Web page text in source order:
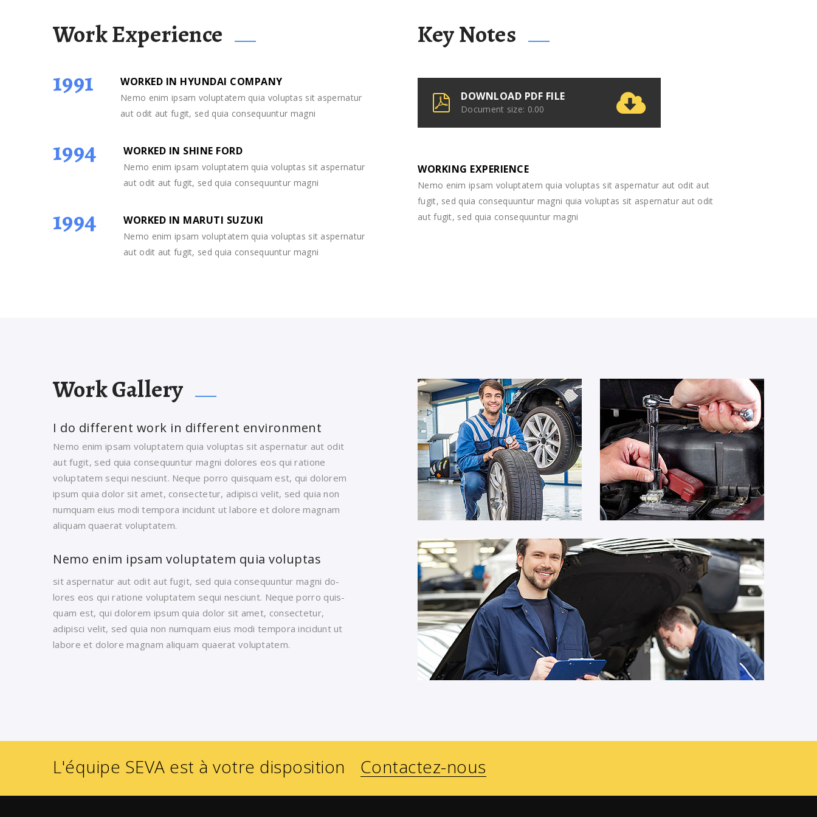
Work Experience
1991 WORKED IN HYUNDAI COMPANY
Nemo enim ipsam voluptatem quia voluptas sit aspernatur
aut odit aut fugit, sed quia consequuntur magni
1994 WORKED IN SHINE FORD
Nemo enim ipsam voluptatem quia voluptas sit aspernatur
aut odit aut fugit, sed quia consequuntur magni
1994 WORKED IN MARUTI SUZUKI
Nemo enim ipsam voluptatem quia voluptas sit aspernatur
aut odit aut fugit, sed quia consequuntur magni
Key Notes
DOWNLOAD PDF FILE
Document size: 0.00
WORKING EXPERIENCE
Nemo enim ipsam voluptatem quia voluptas sit aspernatur aut odit aut
fugit, sed quia consequuntur magni quia voluptas sit aspernatur aut odit
aut fugit, sed quia consequuntur magni
Work Gallery
I do different work in different environment
Nemo enim ipsam voluptatem quia voluptas sit aspernatur aut odit
aut fugit, sed quia consequuntur magni dolores eos qui ratione
voluptatem sequi nesciunt. Neque porro quisquam est, qui dolorem
ipsum quia dolor sit amet, consectetur, adipisci velit, sed quia non
numquam eius modi tempora incidunt ut labore et dolore magnam
aliquam quaerat voluptatem.
Nemo enim ipsam voluptatem quia voluptas
sit aspernatur aut odit aut fugit, sed quia consequuntur magni do-
lores eos qui ratione voluptatem sequi nesciunt. Neque porro quis-
quam est, qui dolorem ipsum quia dolor sit amet, consectetur,
adipisci velit, sed quia non numquam eius modi tempora incidunt ut
labore et dolore magnam aliquam quaerat voluptatem.
L'équipe SEVA est à votre disposition Contactez-nous